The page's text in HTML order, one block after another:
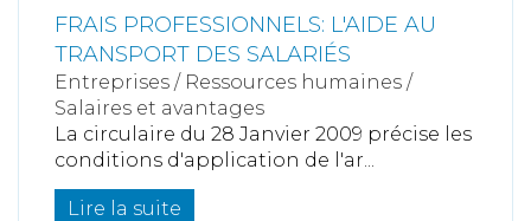
FRAIS PROFESSIONNELS: L'AIDE AU
TRANSPORT DES SALARIÉS
Entreprises / Ressources humaines /
Salaires et avantages
La circulaire du 28 Janvier 2009 précise les
conditions d'application de l'ar...
Lire la suite